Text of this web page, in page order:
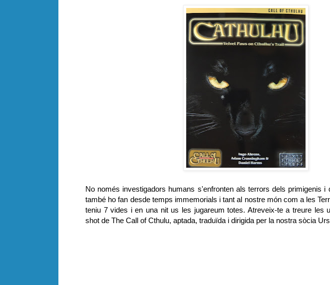
No només investigadors humans s'enfronten als terrors dels primigenis i
també ho fan desde temps immemorials i tant al nostre món com a les
teniu 7 vides i en una nit us les jugareum totes. Atreveix-te a treure les
shot de The Call of Cthulu, aptada, traduïda i dirigida per la nostra sòcia